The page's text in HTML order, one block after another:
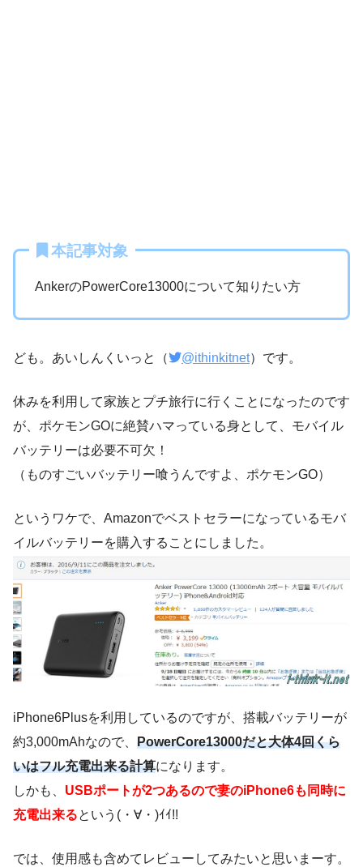
本記事対象
AnkerのPowerCore13000について知りたい方
ども。あいしんくいっと（ @ithinkitnet）です。
休みを利用して家族とプチ旅行に行くことになったのです
が、ポケモンGOに絶賛ハマっている身として、モバイル
バッテリーは必要不可欠！
（ものすごいバッテリー喰うんですよ、ポケモンGO）
というワケで、Amazonでベストセラーになっているモバ
イルバッテリーを購入することにしました。
iPhone6Plusを利用しているのですが、搭載バッテリーが
約3,000mAhなので、 PowerCore13000だと大体4回くら
いはフル充電出来る計算になります。
しかも、 USBポートが2つあるので妻のiPhone6も同時に
充電出来るという(・∀・)ｲｲ!!
では、使用感も含めてレビューしてみたいと思いまーす。